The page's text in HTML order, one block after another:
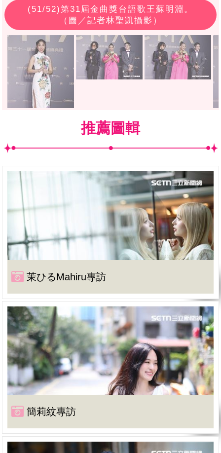
(51/52)第31屆金曲獎台語歌王蘇明淵。
（圖／記者林聖凱攝影）
推薦圖輯
茉ひるMahiru專訪
簡莉紋專訪